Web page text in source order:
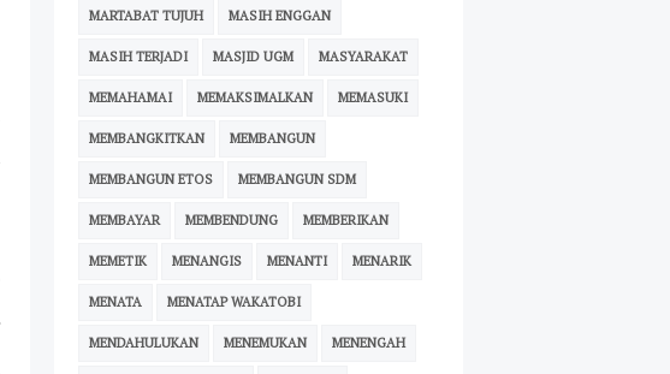
MARTABAT TUJUH MASIH ENGGAN
MASIH TERJADI MASJID UGM MASYARAKAT
MEMAHAMAI MEMAKSIMALKAN MEMASUKI
MEMBANGKITKAN MEMBANGUN
MEMBANGUN ETOS MEMBANGUN SDM
MEMBAYAR MEMBENDUNG MEMBERIKAN
MEMETIK MENANGIS MENANTI MENARIK
MENATA MENATAP WAKATOBI
MENDAHULUKAN MENEMUKAN MENENGAH